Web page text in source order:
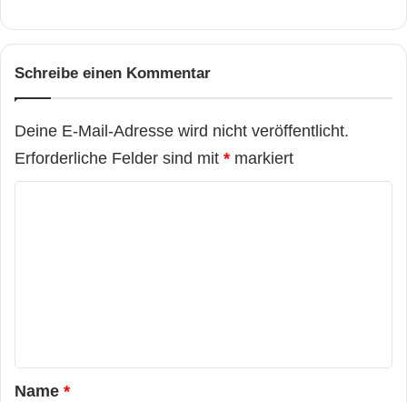
Schreibe einen Kommentar
Deine E-Mail-Adresse wird nicht veröffentlicht.
Erforderliche Felder sind mit * markiert
a
Name *